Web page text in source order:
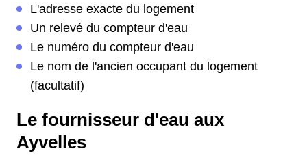
L'adresse exacte du logement
Un relevé du compteur d'eau
Le numéro du compteur d'eau
Le nom de l'ancien occupant du logement
(facultatif)
Le fournisseur d'eau aux
Ayvelles